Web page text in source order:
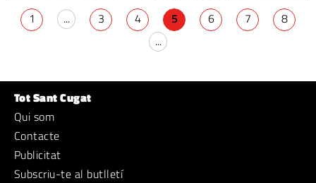
1 ... 3 4 5 6 7
8
...
Tot Sant Cugat
Qui som
Contacte
Publicitat
Subscriu-te al butlletí